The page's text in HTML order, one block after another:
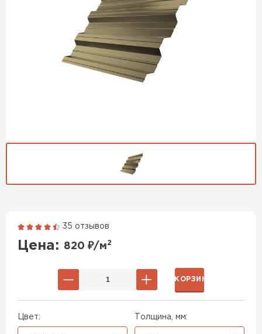
35 отзывов
Цена: 820 ₽/м2
Цвет: Толщина, мм:
В КОРЗИНУ
Гибкая черепица